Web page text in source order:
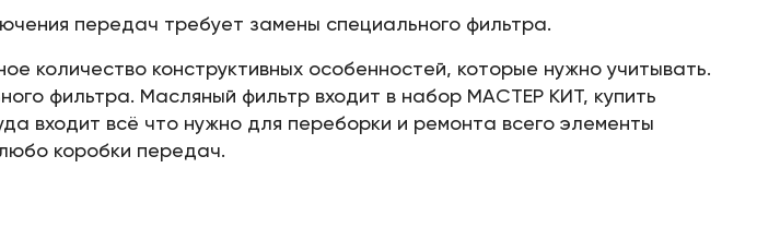
передач требует замены специального фильтра.
количество конструктивных особенностей, которые нужно учитывать.
фильтра. Масляный фильтр входит в набор МАСТЕР КИТ, купить
входит всё что нужно для переборки и ремонта всего элементы
коробки передач.